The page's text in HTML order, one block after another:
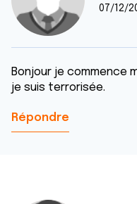
07/12/
Bonjour je commence
je suis terrorisée.
Répondre